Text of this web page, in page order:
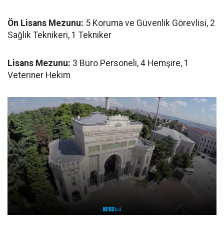
Ön Lisans Mezunu: 5 Koruma ve Güvenlik Görevlisi, 2
Sağlık Teknikeri, 1 Tekniker
Lisans Mezunu: 3 Büro Personeli, 4 Hemşire, 1
Veteriner Hekim